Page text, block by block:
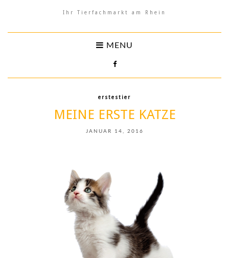
Ihr Tierfachmarkt am Rhein
MENU
erstestier
MEINE ERSTE KATZE
JANUAR 14, 2016